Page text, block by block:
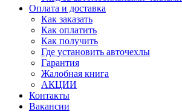
Оплата и доставка
Как заказать
Как оплатить
Как получить
Где установить авточехлы
Гарантия
Жалобная книга
АКЦИИ
Контакты
Вакансии